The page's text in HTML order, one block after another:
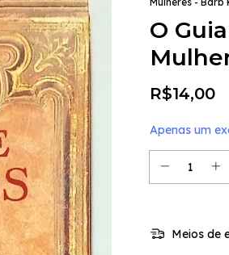
O
R$14,00
Apenas um
Meios de